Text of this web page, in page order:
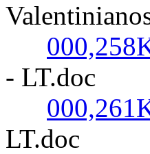
- LT.doc
LT.doc